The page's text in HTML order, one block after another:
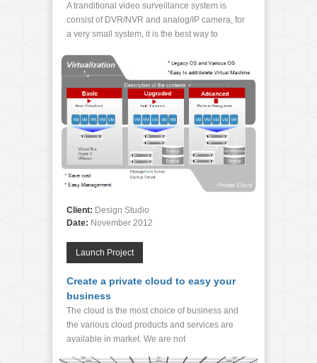
A tranditional video surveillance system is
consist of DVR/NVR and analog/IP camera, for
a very small system, it is the best way to
Client: Design Studio
Date: November 2012
Launch Project
Create a private cloud to easy your
business
The cloud is the most choice of business and
the various cloud products and services are
available in market. We are not